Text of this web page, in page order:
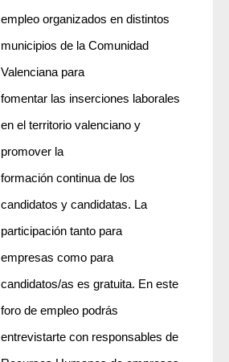
empleo organizados en distintos
municipios de la Comunidad
Valenciana para
fomentar las inserciones laborales
en el territorio valenciano y
promover la
formación continua de los
candidatos y candidatas. La
participación tanto para
empresas como para
candidatos/as es gratuita. En este
foro de empleo podrás
entrevistarte con responsables de